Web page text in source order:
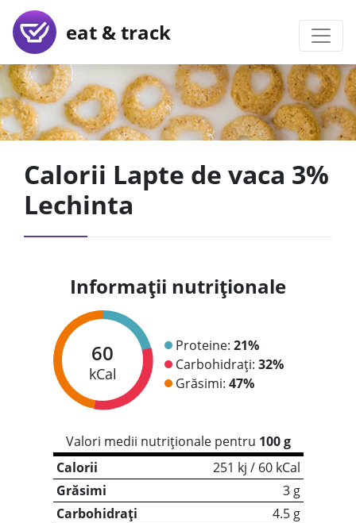
eat & track
Calorii Lapte de vaca 3%
Lechinta
Informații nutriționale
60
kCal
Proteine: 21%
Carbohidrați: 32%
Grăsimi: 47%
Valori medii nutriționale pentru 100 g
Calorii
251 kj / 60 kCal
Grăsimi
3 g
Carbohidrați
4.5 g